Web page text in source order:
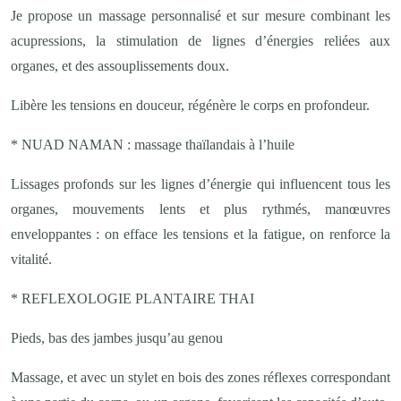
Je propose un massage personnalisé et sur mesure combinant les
acupressions, la stimulation de lignes d’énergies reliées aux
organes, et des assouplissements doux.
Libère les tensions en douceur, régénère le corps en profondeur.
* NUAD NAMAN : massage thaïlandais à l’huile
Lissages profonds sur les lignes d’énergie qui influencent tous les
organes, mouvements lents et plus rythmés, manœuvres
enveloppantes : on efface les tensions et la fatigue, on renforce la
vitalité.
* REFLEXOLOGIE PLANTAIRE THAI
Pieds, bas des jambes jusqu’au genou
Massage, et avec un stylet en bois des zones réflexes correspondant